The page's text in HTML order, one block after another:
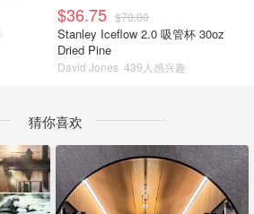
$36.75 $70.00
Stanley Iceflow 2.0 吸管杯 30oz
Dried Pine
David Jones 439人感兴趣
猜你喜欢